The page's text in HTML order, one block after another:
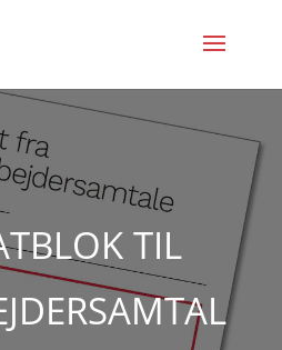
TIL